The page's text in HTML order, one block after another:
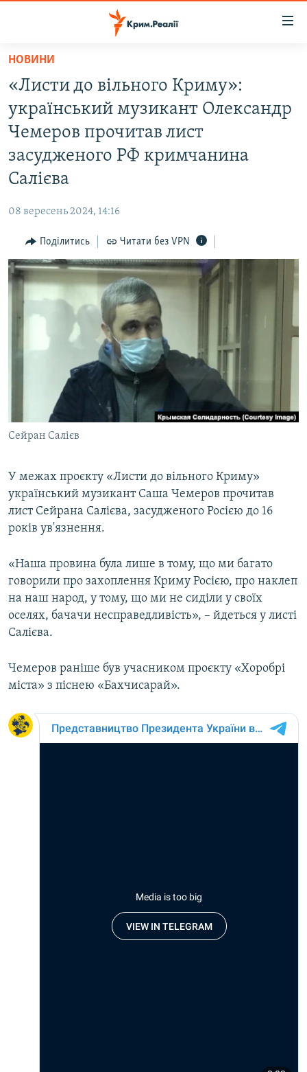
Перейти
основного
матеріалу
Перейти
основної
навігації
до
ВОДА.КРИМ
ВІДЕО ТА ФОТО
БЛОГИ
ІНТЕРВ'Ю
ВСЕ ЗА ДЕНЬ
СПЕЦПРОЕКТИ
ВІДЕОУРОКИ «ELIFBE»
СВІДЧЕННЯ ОКУПАЦІЇ
УКРАЇНСЬКА ПРОБЛЕМА КРИМУ
ІНФОГРАФІКА
ЯК ОБІЙТИ БЛОКУВАННЯ
Qırımtatar
ДОЛУЧАЙСЯ!
НОВИНИ
«Листи до вільного Криму»:
український музикант Олександр
Чемеров прочитав лист
засудженого РФ кримчанина
Салієва
08 вересень 2024, 14:16
Поділитись Читати без VPN
Сейран Салієв
У межах проєкту «Листи до вільного Криму»
український музикант Саша Чемеров прочитав
лист Сейрана Салієва, засудженого Росією до 16
років ув'язнення.
«Наша провина була лише в тому, що ми багато
говорили про захоплення Криму Росією, про наклеп
на наш народ, у тому, що ми не сиділи у своїх
оселях, бачачи несправедливість», – йдеться у листі
Салієва.
Чемеров раніше був учасником проєкту «Хоробрі
міста» з піснею «Бахчисарай».